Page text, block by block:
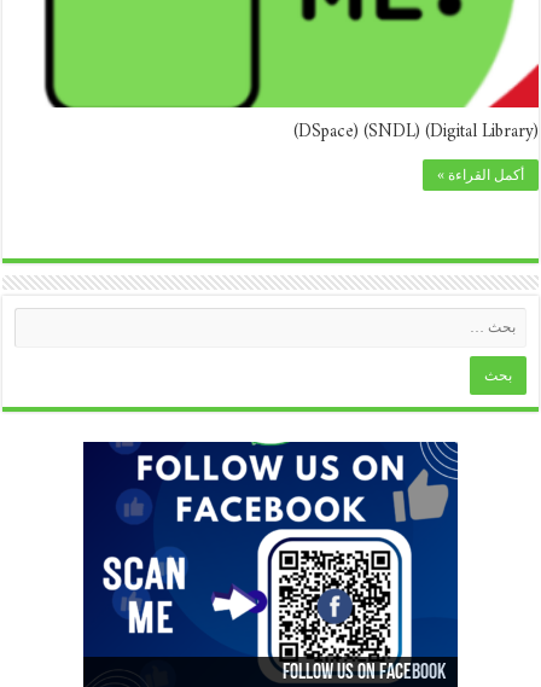
(Digital Library) (SNDL) (DSpace)
أكمل القراءة »
Follow us on facebook
Follow us on instagram
Follow us on Tiktok
Follow us on Youtube